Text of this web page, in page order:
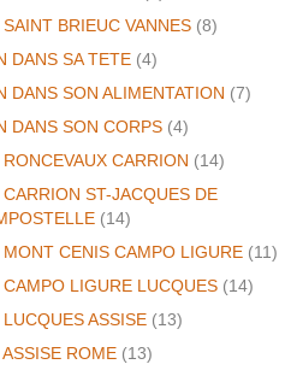
SAINT BRIEUC VANNES (8)
DANS SA TETE (4)
DANS SON ALIMENTATION (7)
DANS SON CORPS (4)
RONCEVAUX CARRION (14)
CARRION ST-JACQUES DE
(14)
MONT CENIS CAMPO LIGURE (11)
CAMPO LIGURE LUCQUES (14)
LUCQUES ASSISE (13)
ASSISE ROME (13)